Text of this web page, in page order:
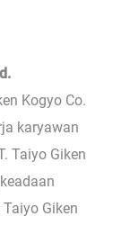
Kogyo Co.
karyawan
Taiyo Giken
Giken